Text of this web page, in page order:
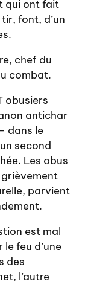
qui ont fait
font, d’un
chef du
combat.
obusiers
antichar
dans le
second
Les obus
parvient
est mal
feu d’une
des
l’autre